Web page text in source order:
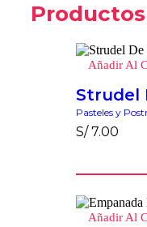
Añadir Al
Strudel
Pasteles y
S/7.00
Añadir Al